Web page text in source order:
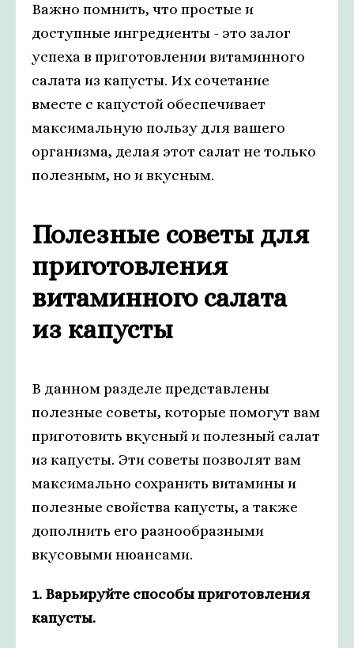
Важно помнить, что простые и
доступные ингредиенты - это залог
успеха в приготовлении витаминного
салата из капусты. Их сочетание
вместе с капустой обеспечивает
максимальную пользу для вашего
организма, делая этот салат не только
полезным, но и вкусным.
Полезные советы для
приготовления
витаминного салата
из капусты
В данном разделе представлены
полезные советы, которые помогут вам
приготовить вкусный и полезный салат
из капусты. Эти советы позволят вам
максимально сохранить витамины и
полезные свойства капусты, а также
дополнить его разнообразными
вкусовыми нюансами.
1. Варьируйте способы приготовления
капусты.